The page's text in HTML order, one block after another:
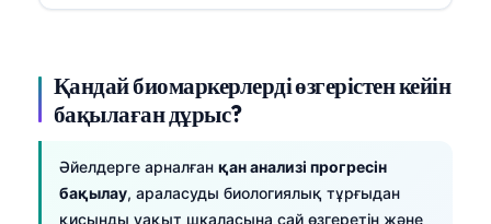
Қандай биомаркерлерді өзгерістен кейін
бақылаған дұрыс?
Әйелдерге арналған қан анализі прогресін
бақылау, араласуды биологиялық тұрғыдан
қисынды уақыт шкаласына сай өзгеретін және